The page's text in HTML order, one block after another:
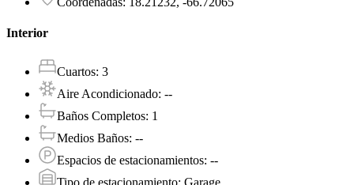
Interior
Cuartos: 3
Aire Acondicionado: --
Baños Completos: 1
Medios Baños: --
Espacios de estacionamientos: --